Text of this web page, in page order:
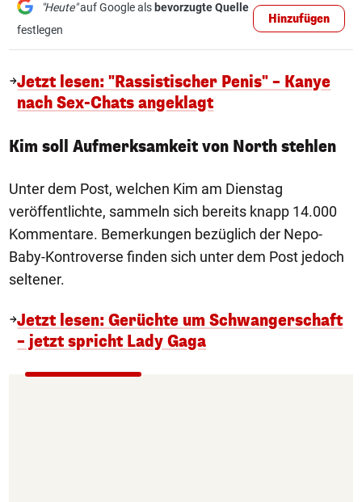
"Heute"auf Google als bevorzugte Quelle
festlegen
Hinzufügen
Jetzt lesen: "Rassistischer Penis" – Kanye
nach Sex-Chats angeklagt
Kim soll Aufmerksamkeit von North stehlen
Unter dem Post, welchen Kim am Dienstag
veröffentlichte, sammeln sich bereits knapp 14.000
Kommentare. Bemerkungen bezüglich der Nepo-
Baby-Kontroverse finden sich unter dem Post jedoch
seltener.
Jetzt lesen: Gerüchte um Schwangerschaft
– jetzt spricht Lady Gaga